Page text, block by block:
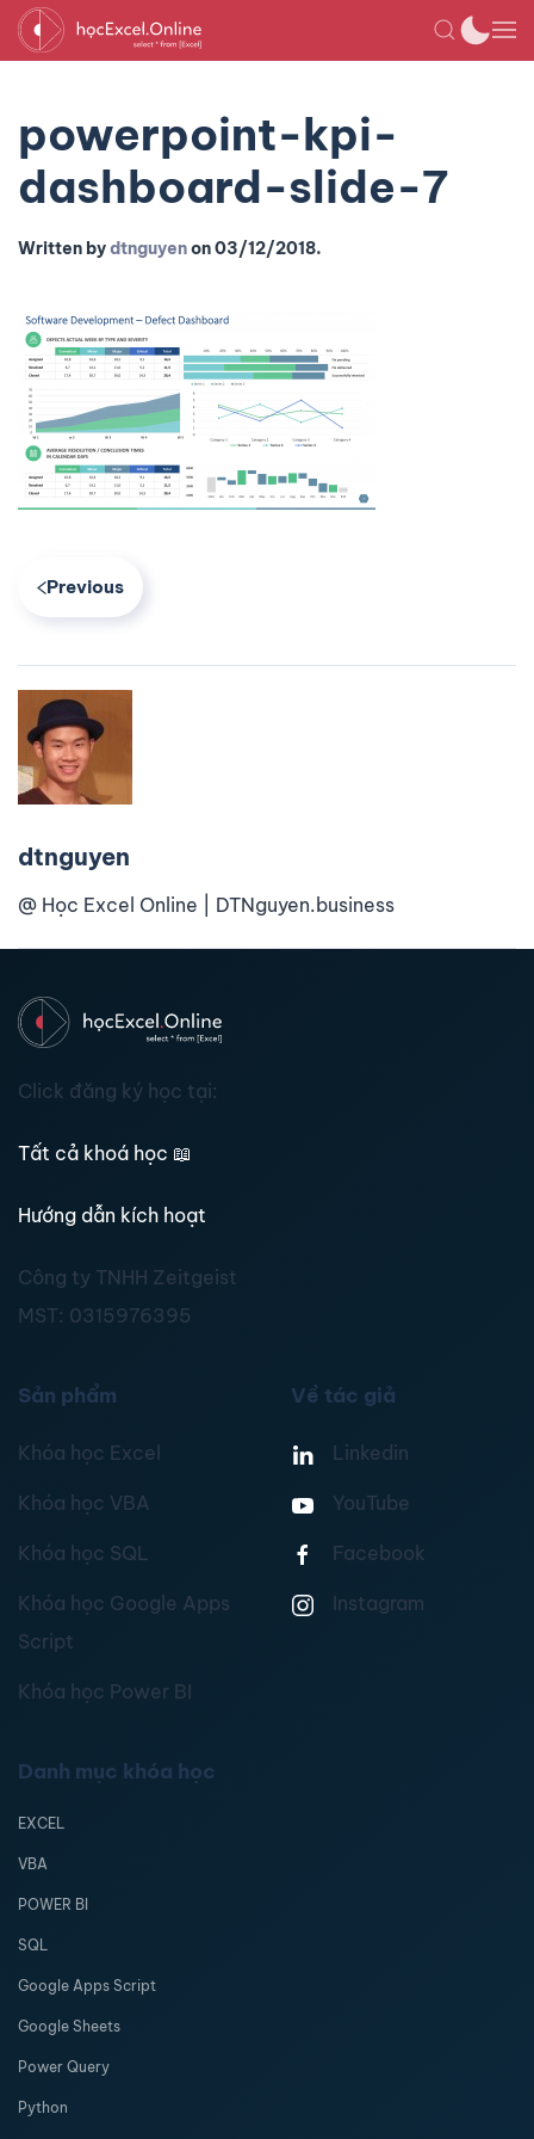
powerpoint-kpi-
dashboard-slide-7
Written bydtnguyenon03/12/2018.
Previous
dtnguyen
@ Học Excel Online | DTNguyen.business
Click đăng ký học tại:
Tất cả khoá học 📖
Hướng dẫn kích hoạt
Công ty TNHH Zeitgeist
MST: 0315976395
Sản phẩm
Khóa học Excel
Khóa học VBA
Khóa học SQL
Khóa học Google Apps
Script
Khóa học Power BI
Về tác giả
Linkedin
YouTube
Facebook
Instagram
Danh mục khóa học
EXCEL
VBA
POWER BI
SQL
Google Apps Script
Google Sheets
Power Query
Python